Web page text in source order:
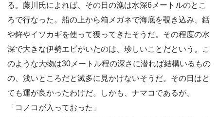
る。藤川氏によれば、その日の漁は水深6メートルのとこ
ろで行なった。船の上から箱メガネで海底を覗き込み、銛
や鉾やイソカギを使って獲ってきたそうだ。その程度の水
深で大きな伊勢エビがいたのは、珍しいことだという。こ
のような大物は30メートル程の深さに潜れば結構いるもの
の、浅いところだと滅多に見かけないそうだ。その日はと
ても運が良かったわけだ。しかも、ナマコであるが、
「コノコが入っておった」